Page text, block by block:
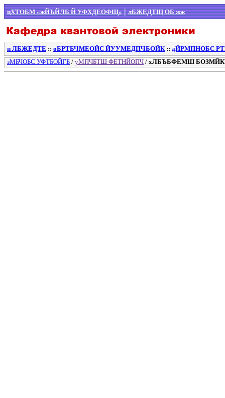
цХТОБМ «жЙЪЙЛБ Й УФХДЕОФЩ»|лБЖЕДТЩ ОБ жж
п ЛБЖЕДТЕ :: оБРТБЧМЕОЙС ЙУУМЕДПЧБОЙК:: дЙРМПНОБС
зМБЧОБС УФТБОЙГБ / уМПЧБТШ ФЕТНЙОПЧ / хЛБЪБФЕМШ